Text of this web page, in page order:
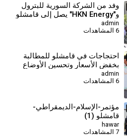
وفد من الشركة السورية للبترول
و"HKN Energy" يصل إلى قامشلو
admin
6 المشاهدات
⁣احتجاجات في قامشلو للمطالبة
بخفض الأسعار وتحسين الأوضاع
المعيشية
admin
مؤتمر-الإسلام-الديمقراطي-
قامشلو (1)
hawar
7 المشاهدات